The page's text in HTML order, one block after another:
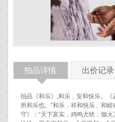
拍品详情
◆
出价记录
拍品《和乐》,和乐，安和快乐。《
所和乐也。”和乐，祥和快乐、和
守》：“天下富实，鸡鸣犬吠，烟